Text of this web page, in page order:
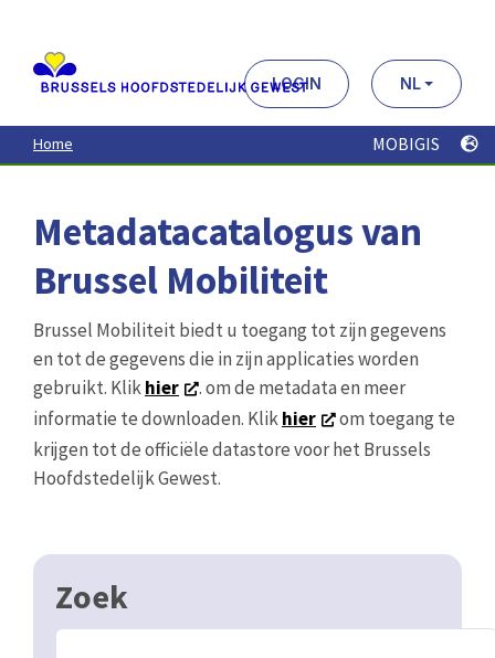
contenu
principal
LOGIN NL
Home MOBIGIS
Metadatacatalogus van
Brussel Mobiliteit
Brussel Mobiliteit biedt u toegang tot zijn gegevens
en tot de gegevens die in zijn applicaties worden
gebruikt. Klikhier
. om de metadata en meer
informatie te downloaden. Klikhier
om toegang te
krijgen tot de officiële datastore voor het Brussels
Hoofdstedelijk Gewest.
Zoek